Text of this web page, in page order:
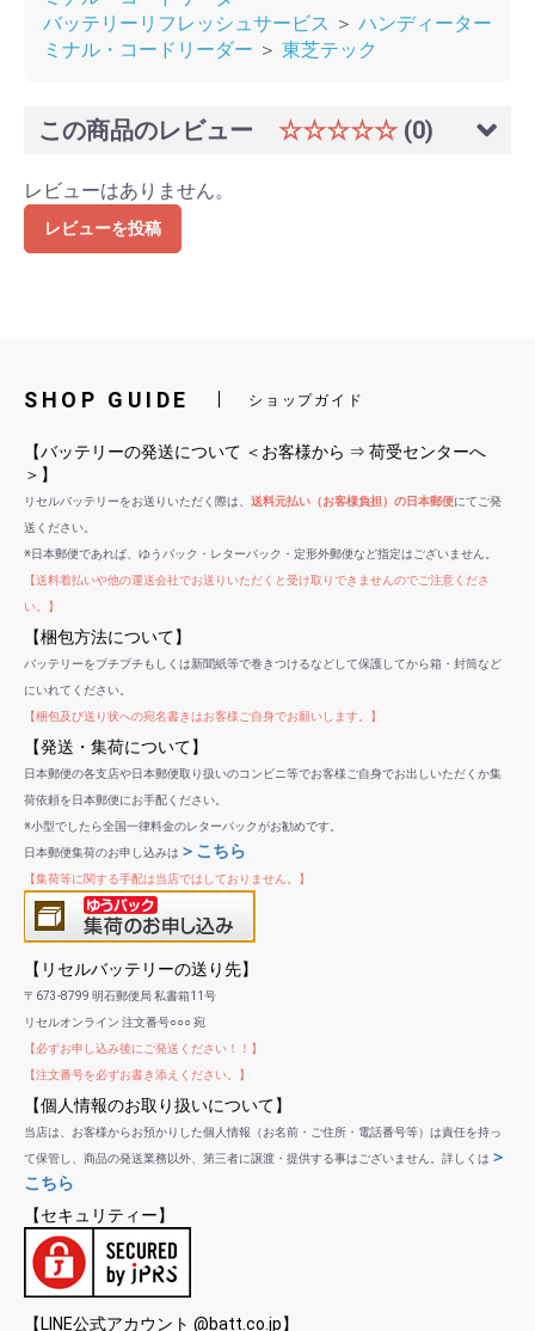
バッテリーリフレッシュサービス ＞ ハンディーター
ミナル・コードリーダー ＞ 東芝テック
この商品のレビュー ☆☆☆☆☆ (0)
レビューはありません。
レビューを投稿
SHOP GUIDE ショップガイド
【バッテリーの発送について ＜お客様から ⇒ 荷受センターへ
＞】
リセルバッテリーをお送りいただく際は、 送料元払い（お客様負担）の日本郵便にてご発
送ください。
※日本郵便であれば、ゆうパック・レターパック・定形外郵便など指定はございません。
【送料着払いや他の運送会社でお送りいただくと受け取りできませんのでご注意くださ
い。】
【梱包方法について】
バッテリーをプチプチもしくは新聞紙等で巻きつけるなどして保護してから箱・封筒など
にいれてください。
【梱包及び送り状への宛名書きはお客様ご自身でお願いします。】
【発送・集荷について】
日本郵便の各支店や日本郵便取り扱いのコンビニ等でお客様ご自身でお出しいただくか集
荷依頼を日本郵便にお手配ください。
※小型でしたら全国一律料金のレターパックがお勧めです。
日本郵便集荷のお申し込みは ＞こちら
【集荷等に関する手配は当店ではしておりません。】
【リセルバッテリーの送り先】
〒673-8799 明石郵便局 私書箱11号
リセルオンライン 注文番号○○○ 宛
【必ずお申し込み後にご発送ください！！】
【注文番号を必ずお書き添えください。】
【個人情報のお取り扱いについて】
当店は、お客様からお預かりした個人情報（お名前・ご住所・電話番号等）は責任を持っ
て保管し、商品の発送業務以外、第三者に譲渡・提供する事はございません。詳しくは ＞
こちら
【セキュリティー】
【LINE公式アカウント @batt.co.jp】